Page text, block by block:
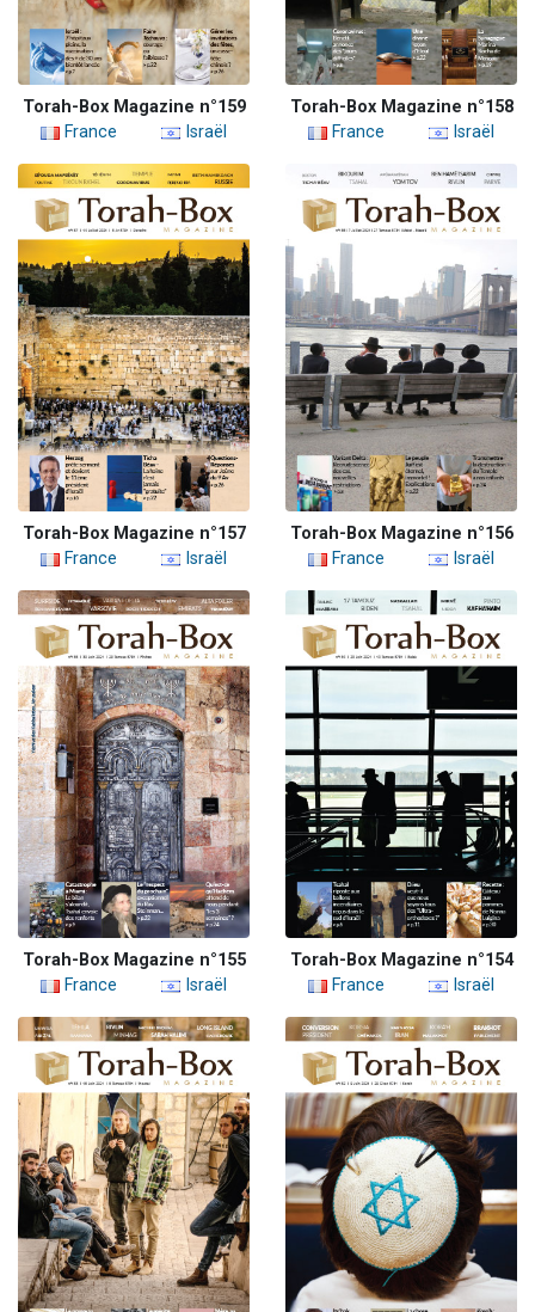
Torah-Box Magazine n°159
France
Israël
Torah-Box Magazine n°158
France
Israël
Torah-Box Magazine n°157
France
Israël
Torah-Box Magazine n°156
France
Israël
Torah-Box Magazine n°155
France
Israël
Torah-Box Magazine n°154
France
Israël